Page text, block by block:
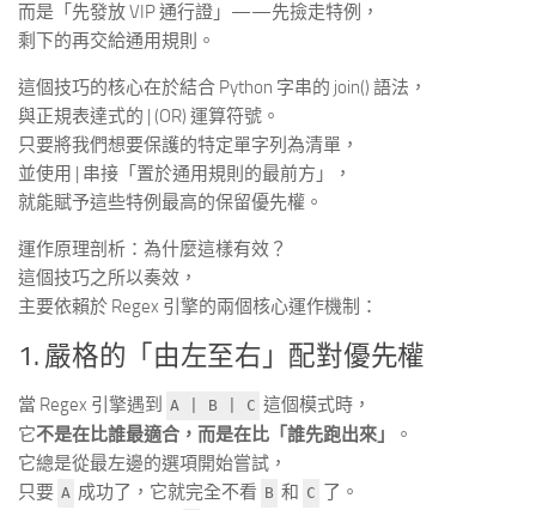
而是「先發放 VIP 通行證」——先撿走特例，
剩下的再交給通用規則。
這個技巧的核心在於結合 Python 字串的 join() 語法，
與正規表達式的 | (OR) 運算符號。
只要將我們想要保護的特定單字列為清單，
並使用 | 串接「置於通用規則的最前方」，
就能賦予這些特例最高的保留優先權。
運作原理剖析：為什麼這樣有效？
這個技巧之所以奏效，
主要依賴於 Regex 引擎的兩個核心運作機制：
1. 嚴格的「由左至右」配對優先權
當 Regex 引擎遇到 A | B | C 這個模式時，
它不是在比誰最適合，而是在比「誰先跑出來」
。
它總是從最左邊的選項開始嘗試，
只要 A 成功了，它就完全不看 B 和 C 了。